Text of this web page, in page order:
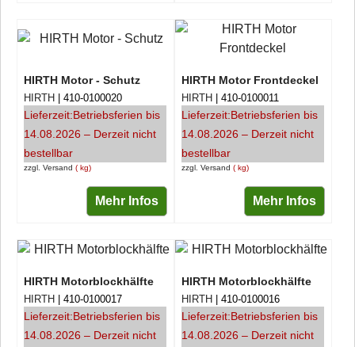
HIRTH Motor - Schutz
zzgl. Versand kg
HIRTH 410-0100020
Lieferzeit:Betriebsferien bis
14.08.2026 – Derzeit nicht
bestellbar
Mehr Infos
HIRTH Motor Frontdeckel
zzgl. Versand kg
HIRTH 410-0100011
Lieferzeit:Betriebsferien bis
14.08.2026 – Derzeit nicht
bestellbar
Mehr Infos
HIRTH Motorblockhälfte
HIRTH 410-0100017
Lieferzeit:Betriebsferien bis
14.08.2026 – Derzeit nicht
HIRTH Motorblockhälfte
HIRTH 410-0100016
Lieferzeit:Betriebsferien bis
14.08.2026 – Derzeit nicht